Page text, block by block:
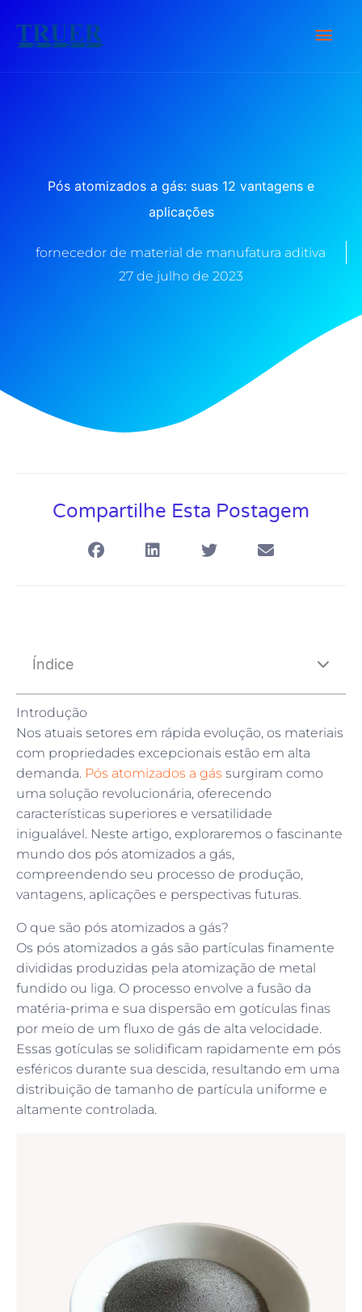
para
Pós atomizados a gás: suas 12 vantagens e
aplicações
fornecedor de material de manufatura aditiva
27 de julho de 2023
Compartilhe Esta Postagem
Índice
Introdução
Nos atuais setores em rápida evolução, os materiais
com propriedades excepcionais estão em alta
demanda. Pós atomizados a gás surgiram como
uma solução revolucionária, oferecendo
características superiores e versatilidade
inigualável. Neste artigo, exploraremos o fascinante
mundo dos pós atomizados a gás,
compreendendo seu processo de produção,
vantagens, aplicações e perspectivas futuras.
O que são pós atomizados a gás?
Os pós atomizados a gás são partículas finamente
divididas produzidas pela atomização de metal
fundido ou liga. O processo envolve a fusão da
matéria-prima e sua dispersão em gotículas finas
por meio de um fluxo de gás de alta velocidade.
Essas gotículas se solidificam rapidamente em pós
esféricos durante sua descida, resultando em uma
distribuição de tamanho de partícula uniforme e
altamente controlada.